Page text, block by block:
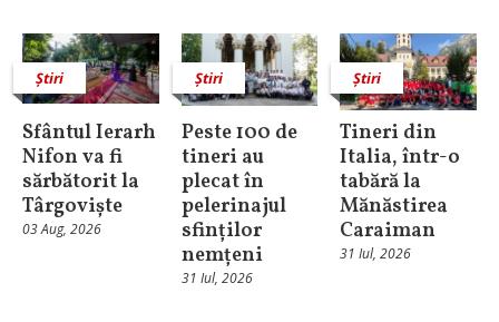
Știri
Sfântul Ierarh
Nifon va fi
sărbătorit la
Târgoviște
03 Aug, 2026
Știri
Peste 100 de
tineri au
plecat în
pelerinajul
sfinților
nemțeni
31 Iul, 2026
Știri
Tineri din
Italia, într-o
tabără la
Mănăstirea
Caraiman
31 Iul, 2026